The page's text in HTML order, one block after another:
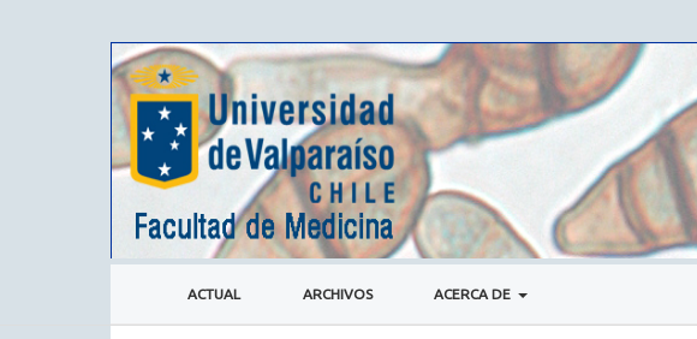
ACTUAL ARCHIVOS ACERCA DE